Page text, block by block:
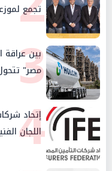
تجمع
3
بين
مصر"
4
إتحاد
اللجان
الأمن